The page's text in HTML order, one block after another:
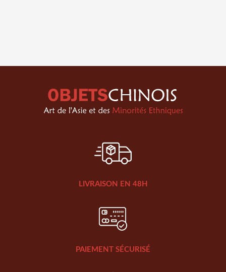
LIVRAISON EN 48H
PAIEMENT SÉCURISÉ